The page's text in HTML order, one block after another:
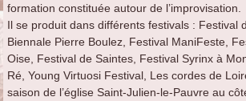
formation constituée autour de l’improvisation.
Il se produit dans différents festivals : Festival
Biennale Pierre Boulez, Festival ManiFeste,
Oise, Festival de Saintes, Festival Syrinx à
Ré, Young Virtuosi Festival, Les cordes de
saison de l’église Saint-Julien-le-Pauvre au